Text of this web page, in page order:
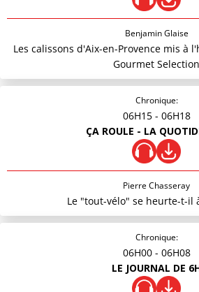
Benjamin Glaise
Les calissons d'Aix-en-Provence mis à
Gourmet Selection
Chronique:
06H15 - 06H18
ÇA ROULE - LA
Pierre Chasseray
Le "tout-vélo" se heurte-t-il
Chronique:
06H00 - 06H08
LE JOURNAL DE